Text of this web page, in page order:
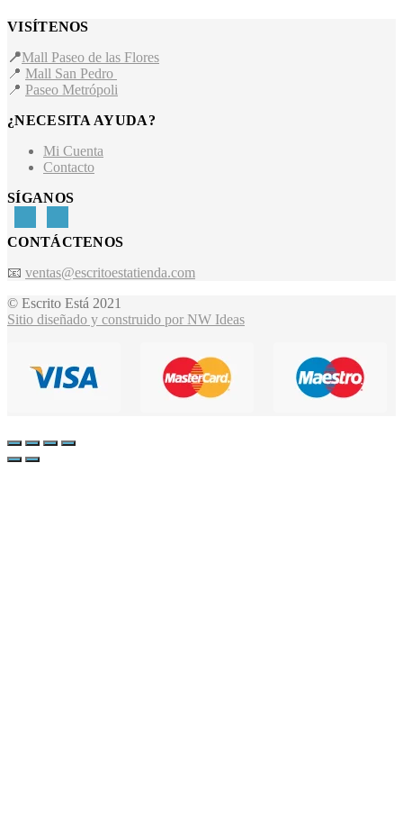
VISÍTENOS
📍Mall Paseo de las Flores
📍 Mall San Pedro
📍 Paseo Metrópoli
¿NECESITA AYUDA?
Mi Cuenta
Contacto
SÍGANOS
CONTÁCTENOS
📧 ventas@escritoestatienda.com
© Escrito Está 2021
Sitio diseñado y construido por NW Ideas